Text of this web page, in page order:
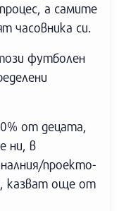
а самите
часовника си.
футболен
от децата,
ни, в
проекто-
казват още от